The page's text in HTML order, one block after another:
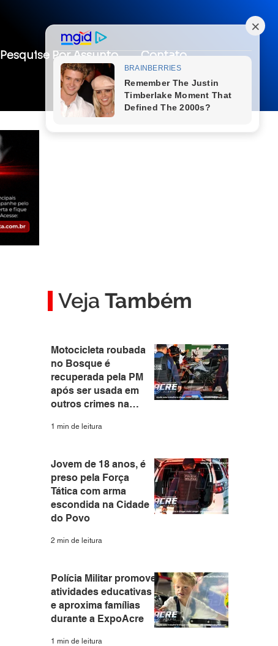
Pesquise Por Assunto Contato
Motocicleta roubada
no Bosque é
recuperada pela PM
após ser usada em
outros crimes na
1 min de leitura
Jovem de 18 anos, é
preso pela Força
Tática com arma
escondida na Cidade
do Povo
2 min de leitura
Polícia Militar promove
atividades educativas
e aproxima famílias
durante a ExpoAcre
1 min de leitura
Veja Também